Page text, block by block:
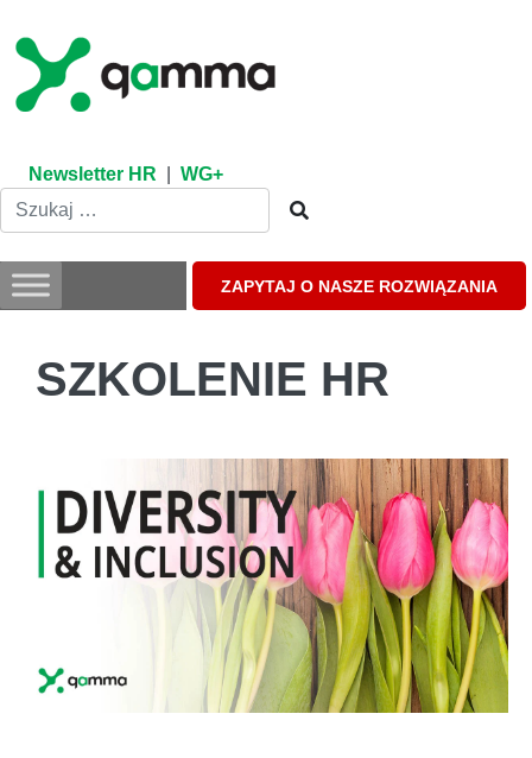
content
Newsletter HR WG+
ZAPYTAJ O NASZE ROZWIĄZANIA
SZKOLENIE HR